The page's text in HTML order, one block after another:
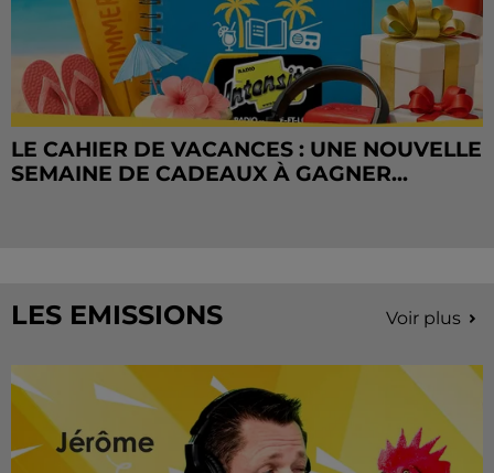
LE CAHIER DE VACANCES : UNE NOUVELLE
SEMAINE DE CADEAUX À GAGNER...
LES EMISSIONS Voir plus